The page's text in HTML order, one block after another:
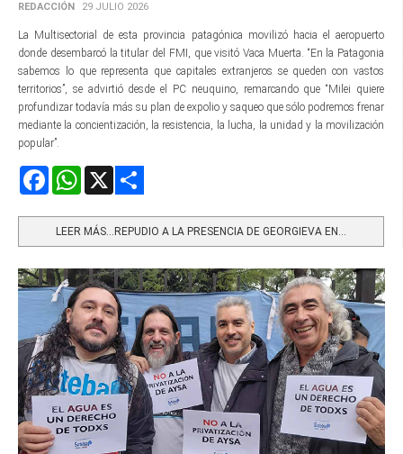
REDACCIÓN 29 JULIO 2026
La Multisectorial de esta provincia patagónica movilizó hacia el aeropuerto
donde desembarcó la titular del FMI, que visitó Vaca Muerta. “En la Patagonia
sabemos lo que representa que capitales extranjeros se queden con vastos
territorios”, se advirtió desde el PC neuquino, remarcando que “Milei quiere
profundizar todavía más su plan de expolio y saqueo que sólo podremos frenar
mediante la concientización, la resistencia, la lucha, la unidad y la movilización
popular”.
FacebookWhatsApp
LEER MÁS…REPUDIO A LA PRESENCIA DE GEORGIEVA EN...